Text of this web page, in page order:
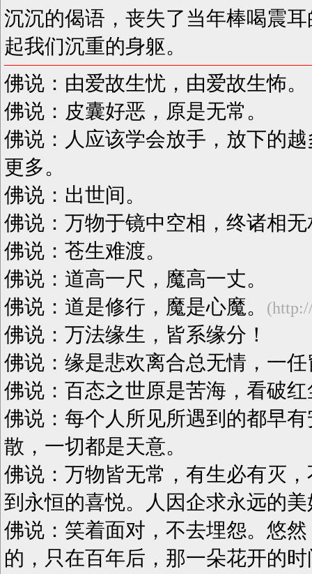
沉沉的偈语，丧失了当年棒喝震
起我们沉重的身躯。
佛说：由爱故生忧，由爱故生怖。
佛说：皮囊好恶，原是无常。
佛说：人应该学会放手，放下的
更多。
佛说：出世间。
佛说：万物于镜中空相，终诸相无
佛说：苍生难渡。
佛说：道高一尺，魔高一丈。
佛说：道是修行，魔是心魔。
佛说：万法缘生，皆系缘分！
佛说：缘是悲欢离合总无情，一
佛说：百态之世原是苦海，看破
佛说：每个人所见所遇到的都早
散，一切都是天意。
佛说：万物皆无常，有生必有灭
到永恒的喜悦。人因企求永远的
佛说：笑着面对，不去埋怨。悠
的，只在百年后，那一朵花开的